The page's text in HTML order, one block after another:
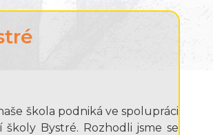
škola podniká ve spolupráci
Bystré. Rozhodli jsme se